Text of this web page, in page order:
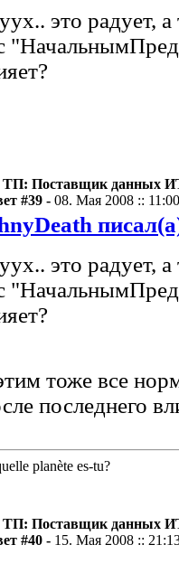
это радует,
ТП: Поставщик данных
#39 - 08. Мая 2008 :: 11:00
это радует,
тоже все
последнего
planète es-tu?
ТП: Поставщик данных
#40 - 15. Мая 2008 ::